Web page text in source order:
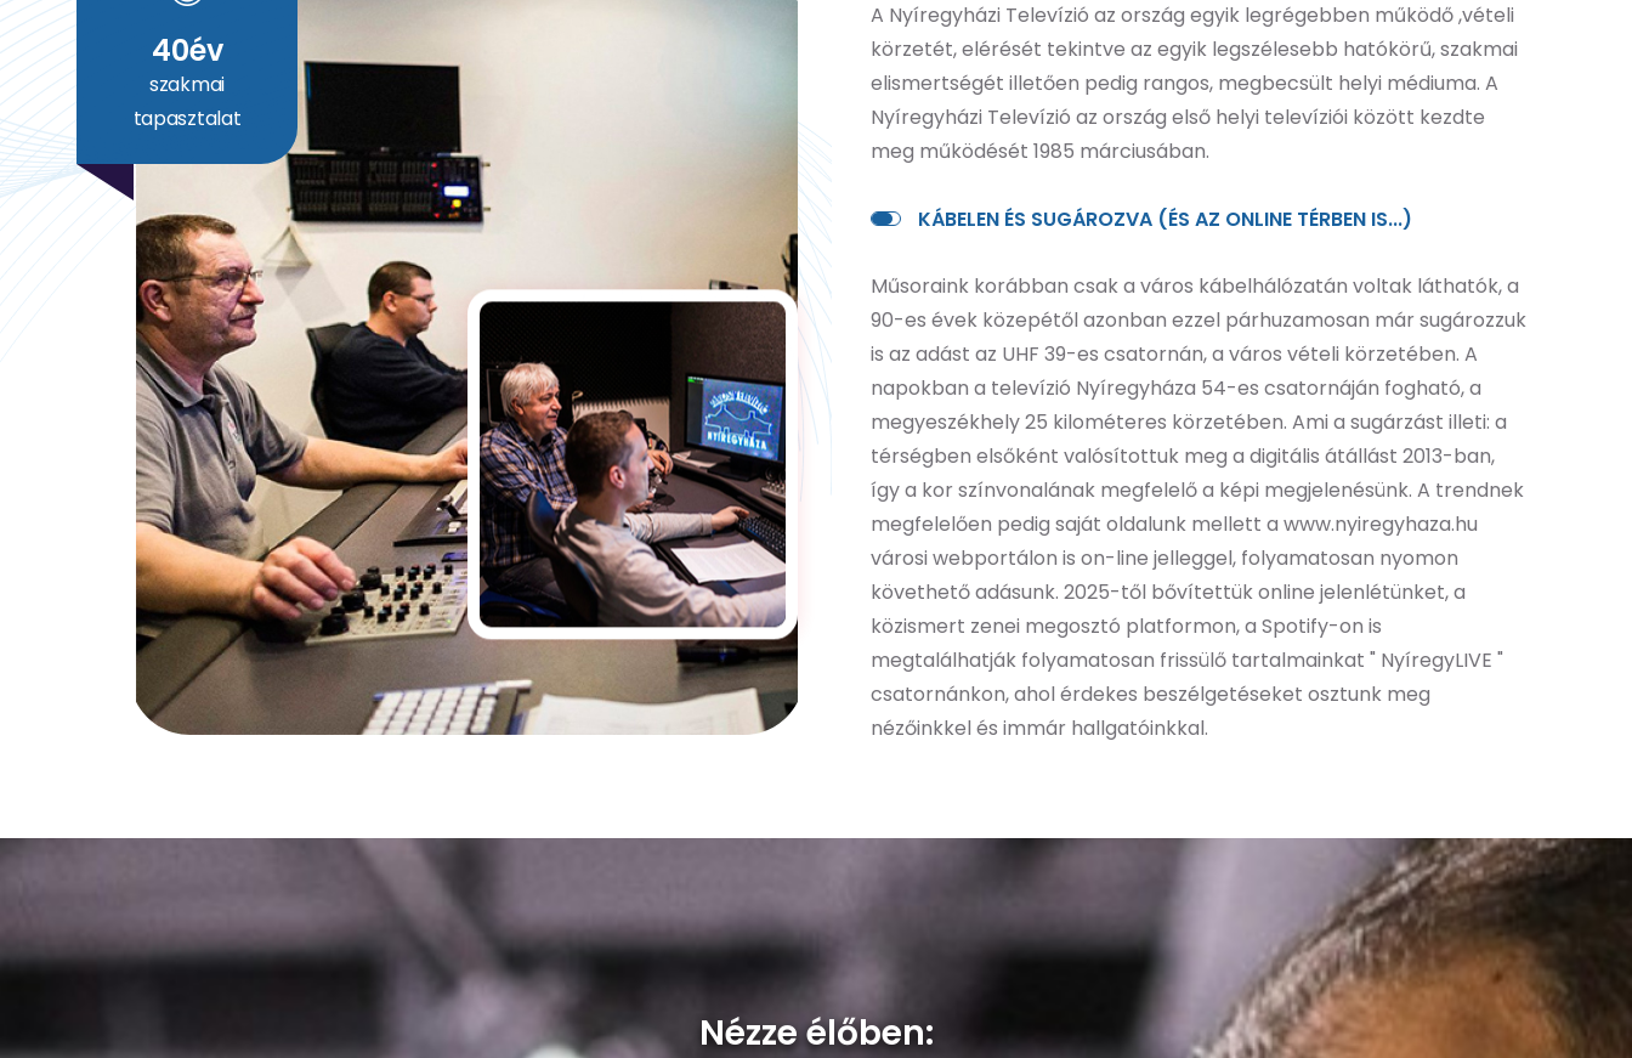
40év
szakmai
tapasztalat
A Nyíregyházi Televízió az ország egyik legrégebben működő ,vételi
körzetét, elérését tekintve az egyik legszélesebb hatókörű, szakmai
elismertségét illetően pedig rangos, megbecsült helyi médiuma. A
Nyíregyházi Televízió az ország első helyi televíziói között kezdte
meg működését 1985 márciusában.
KÁBELEN ÉS SUGÁROZVA (ÉS AZ ONLINE TÉRBEN IS...)
Műsoraink korábban csak a város kábelhálózatán voltak láthatók, a
90-es évek közepétől azonban ezzel párhuzamosan már sugározzuk
is az adást az UHF 39-es csatornán, a város vételi körzetében. A
napokban a televízió Nyíregyháza 54-es csatornáján fogható, a
megyeszékhely 25 kilométeres körzetében. Ami a sugárzást illeti: a
térségben elsőként valósítottuk meg a digitális átállást 2013-ban,
így a kor színvonalának megfelelő a képi megjelenésünk. A trendnek
megfelelően pedig saját oldalunk mellett a www.nyiregyhaza.hu
városi webportálon is on-line jelleggel, folyamatosan nyomon
követhető adásunk. 2025-től bővítettük online jelenlétünket, a
közismert zenei megosztó platformon, a Spotify-on is
megtalálhatják folyamatosan frissülő tartalmainkat " NyíregyLIVE "
csatornánkon, ahol érdekes beszélgetéseket osztunk meg
nézőinkkel és immár hallgatóinkkal.
Nézze élőben: